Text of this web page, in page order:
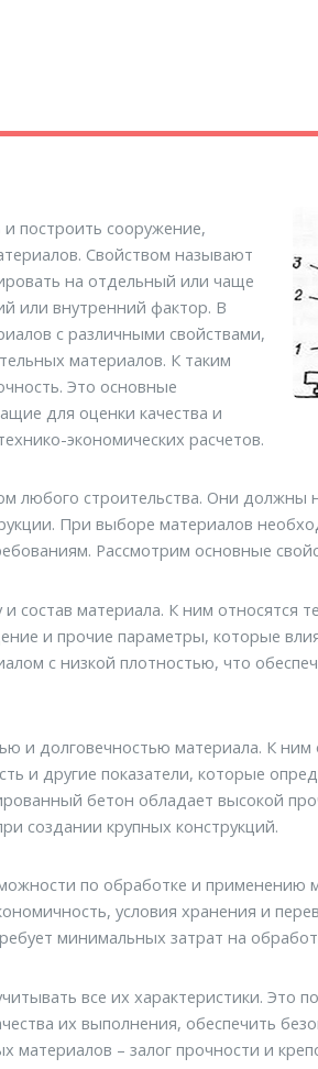
построить сооружение,
Свойством называют
на отдельный или чаще
или внутренний фактор. В
с различными свойствами,
материалов. К таким
Это основные
для оценки качества и
экономических расчетов.
строительства. Они должны
При выборе материалов
Рассмотрим основные
состав материала. К ним относятся
и прочие параметры, которые
с низкой плотностью, что
и долговечностью материала. К ним
и другие показатели, которые
бетон обладает высокой
создании крупных конструкций.
по обработке и применению
условия хранения и
минимальных затрат на
все их характеристики. Это
их выполнения, обеспечить
– залог прочности и